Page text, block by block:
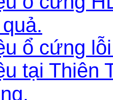
ổ cứng
tại Thiên